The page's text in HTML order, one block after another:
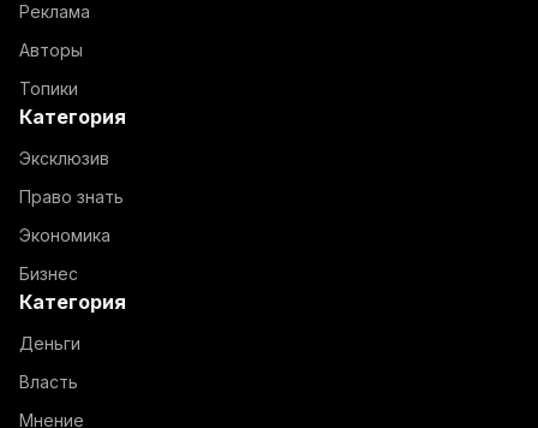
Реклама
Авторы
Топики
Категория
Эксклюзив
Право знать
Экономика
Бизнес
Категория
Деньги
Власть
Мнение